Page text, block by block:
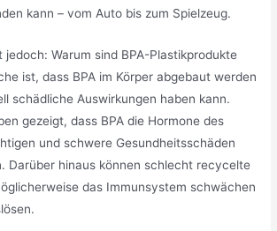
kann – vom Auto bis zum Spielzeug.
jedoch: Warum sind BPA-Plastikprodukte
ist, dass BPA im Körper abgebaut werden
schädliche Auswirkungen haben kann.
gezeigt, dass BPA die Hormone des
und schwere Gesundheitsschäden
Darüber hinaus können schlecht recycelte
das Immunsystem schwächen